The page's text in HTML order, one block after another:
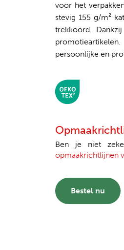
voor het
stevig 155 g/m²
trekkoord.
persoonlijke en
Ben je niet
opmaakrichtlijnen
Bestel nu